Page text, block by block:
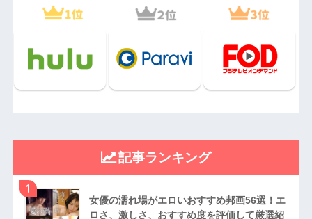
記事ランキング
1
女優の濡れ場がエロいおすすめ邦画56選！エ
ロさ、激しさ、おすすめ度を評価して厳選紹